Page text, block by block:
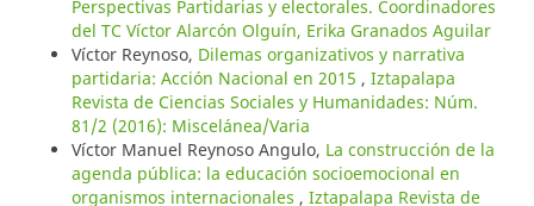
Perspectivas Partidarias y electorales. Coordinadores
del TC Víctor Alarcón Olguín, Erika Granados Aguilar
Víctor Reynoso, Dilemas organizativos y narrativa
partidaria: Acción Nacional en 2015 , Iztapalapa
Revista de Ciencias Sociales y Humanidades: Núm.
81/2 (2016): Miscelánea/Varia
Víctor Manuel Reynoso Angulo, La construcción de la
agenda pública: la educación socioemocional en
organismos internacionales , Iztapalapa Revista de